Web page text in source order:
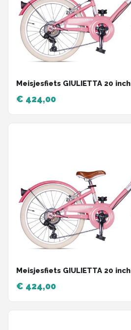
Meisjesfiets GIULIETTA 20 inch
€ 424,00
Meisjesfiets GIULIETTA 20 inch
€ 424,00